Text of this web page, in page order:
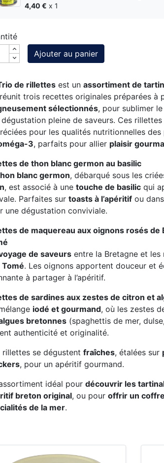
4,40 € x 1
Ajouter au panier
de rillettes est un assortiment de
trois recettes originales préparées à
sélectionnés, pour sublimer
dégustation pleine de saveurs. Ces
pour les qualités nutritionnelles des
3, parfaits pour allier plaisir
de thon blanc germon au basilic
blanc germon, débarqué sous les
, est associé à une touche de basilic qui
Parfaites sur toasts à l’apéritif ou
une dégustation conviviale.
de maquereau aux oignons rosés de
de saveurs entre la Bretagne et les
Tomé. Les oignons apportent douceur et
à partager à l’apéritif.
de sardines aux zestes de citron et
iodé et gourmand, où les zestes
bretonnes (spaghettis de mer,
authenticité et originalité.
rillettes se dégustent fraîches, étalées sur
, pour un apéritif gourmand.
idéal pour découvrir les
breton original, ou pour offrir un
de la mer.